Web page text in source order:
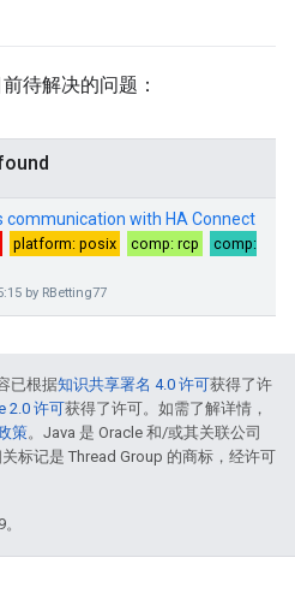
待解决的问题：
已根据知识共享署名 4.0 许可获得了许
2.0 许可获得了许可。如需了解详情，
策。Java 是 Oracle 和/或其关联公司
标记是 Thread Group 的商标，经许可